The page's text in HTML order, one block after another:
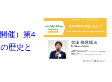
催）第4
歴史と